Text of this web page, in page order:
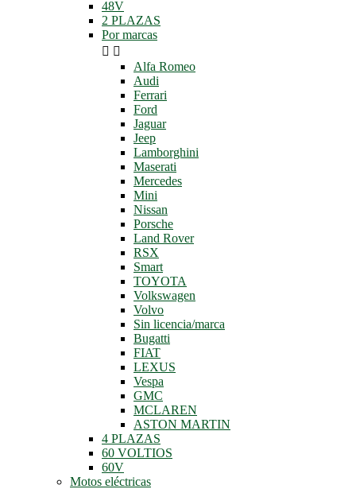
48V
2 PLAZAS
Por marcas
 
Alfa Romeo
Audi
Ferrari
Ford
Jaguar
Jeep
Lamborghini
Maserati
Mercedes
Mini
Nissan
Porsche
Land Rover
RSX
Smart
TOYOTA
Volkswagen
Volvo
Sin licencia/marca
Bugatti
FIAT
LEXUS
Vespa
GMC
MCLAREN
ASTON MARTIN
4 PLAZAS
60 VOLTIOS
60V
Motos eléctricas